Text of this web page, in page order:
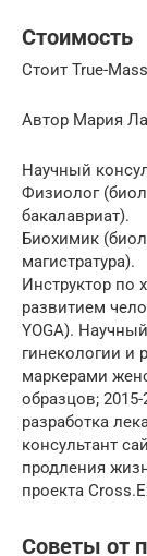
Стоимость
Стоит True-
Автор Мария
Научный
Физиолог
бакалавриат).
Биохимик
магистратура).
Инструктор по
развитием
YOGA).
гинекологии и
маркерами
образцов;
разработка
консультант
продления
проекта
Советы от